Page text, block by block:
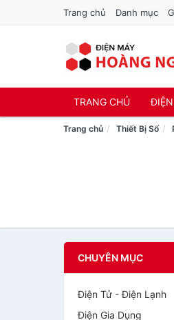
Trang chủ Danh mục
TRANG CHỦ
Trang chủ Thiết Bị Số
CHUYÊN MỤC
Điện Tử - Điện Lạnh
Điện Gia Dụng